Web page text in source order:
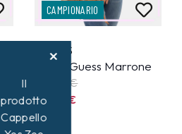
CAMPIONARIO
GUESS
Borsa Guess Marrone
€
57,00
€
Il
prodotto
Cappello